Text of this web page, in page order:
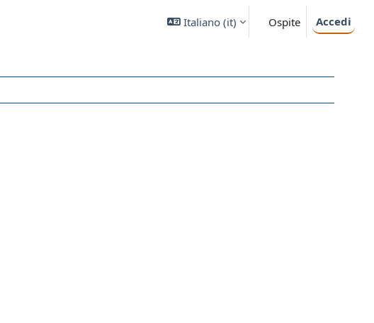
Italiano ‎(it)‎ Ospite Accedi